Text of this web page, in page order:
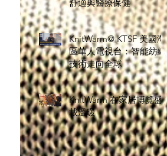
舒適與醫療保健
KnitWarm@ KTSF 美國灣
區華人電視台：智能紡織
技術走向全球
KnitWarm 在家居博覽盛
載溫暖